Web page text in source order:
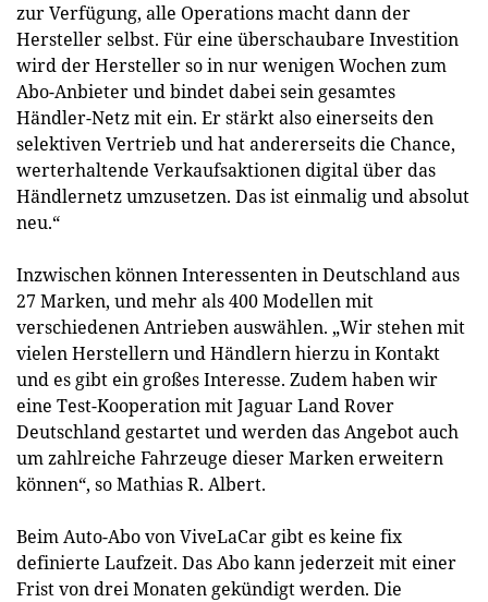
zur Verfügung, alle Operations macht dann der
Hersteller selbst. Für eine überschaubare Investition
wird der Hersteller so in nur wenigen Wochen zum
Abo-Anbieter und bindet dabei sein gesamtes
Händler-Netz mit ein. Er stärkt also einerseits den
selektiven Vertrieb und hat andererseits die Chance,
werterhaltende Verkaufsaktionen digital über das
Händlernetz umzusetzen. Das ist einmalig und absolut
neu.“
Inzwischen können Interessenten in Deutschland aus
27 Marken, und mehr als 400 Modellen mit
verschiedenen Antrieben auswählen. „Wir stehen mit
vielen Herstellern und Händlern hierzu in Kontakt
und es gibt ein großes Interesse. Zudem haben wir
eine Test-Kooperation mit Jaguar Land Rover
Deutschland gestartet und werden das Angebot auch
um zahlreiche Fahrzeuge dieser Marken erweitern
können“, so Mathias R. Albert.
Beim Auto-Abo von ViveLaCar gibt es keine fix
definierte Laufzeit. Das Abo kann jederzeit mit einer
Frist von drei Monaten gekündigt werden. Die